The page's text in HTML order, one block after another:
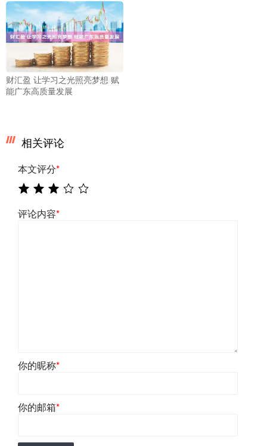
财汇盈 让学习之光照亮梦想 赋
能广东高质量发展
相关评论
本文评分*
评论内容*
你的昵称*
你的邮箱*